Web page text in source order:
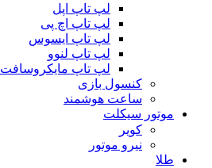
لپ تاپ اپل
لپ تاپ اچ پی
لپ تاپ ایسوس
لپ تاپ لنوو
لپ تاپ مایکروسافت
کنسول بازی
ساعت هوشمند
موتور سیکلت
کویر
نیرو موتور
طلا